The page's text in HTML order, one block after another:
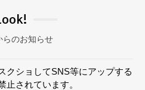
らのお知らせ
クショしてSNS等にアップする
止されています。